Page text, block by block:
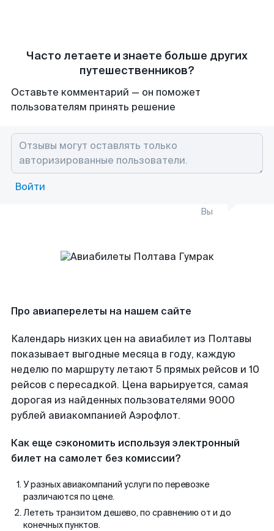
Часто летаете и знаете больше других
путешественников?
Оставьте комментарий — он поможет
пользователям принять решение
Войти
Вы
Про авиаперелеты на нашем сайте
Календарь низких цен на авиабилет из Полтавы
показывает выгодные месяца в году, каждую
неделю по маршруту летают 5 прямых рейсов и 10
рейсов с пересадкой. Цена варьируется, самая
дорогая из найденных пользователями 9000
рублей авиакомпанией Аэрофлот.
Как еще сэкономить используя электронный
билет на самолет без комиссии?
У разных авиакомпаний услуги по перевозке
различаются по цене.
Лететь транзитом дешево, по сравнению от и до
конечных пунктов.